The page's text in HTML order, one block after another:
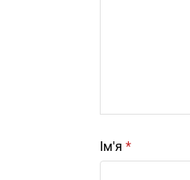
Ім'я *